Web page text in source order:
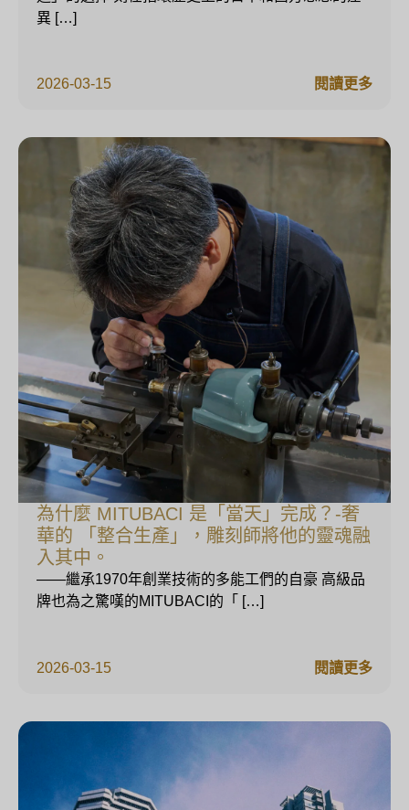
2026-03-15
異 […]
閱讀更多
為什麼 MITUBACI 是「當天」完成？-奢
華的 「整合生產」，雕刻師將他的靈魂融
入其中。
2026-03-15
——繼承1970年創業技術的多能工們的自豪 高級品
牌也為之驚嘆的MITUBACI的「 […]
閱讀更多